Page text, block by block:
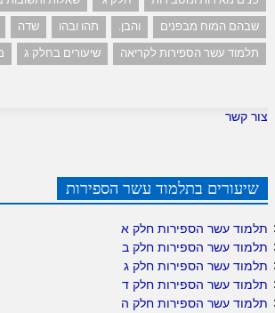
שבהם המוח מבפנים
והבן. תהו ובהו שדה
תלמוד עשר הספירות לקריאה
שיעורים בחלק ג
צור קשר
שיעורים בתלמוד עשר הספירות
תלמוד עשר הספירות חלק א
תלמוד עשר הספירות חלק ב
תלמוד עשר הספירות חלק ג
תלמוד עשר הספירות חלק ד
תלמוד עשר הספירות חלק ה